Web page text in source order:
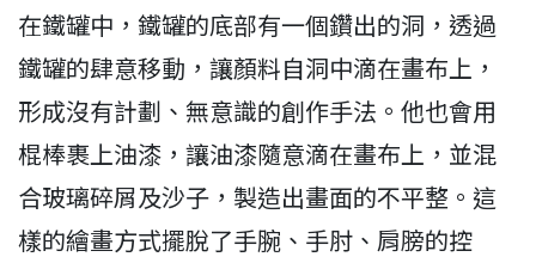
在鐵罐中，鐵罐的底部有一個鑽出的洞，透過
鐵罐的肆意移動，讓顏料自洞中滴在畫布上，
形成沒有計劃、無意識的創作手法。他也會用
棍棒裹上油漆，讓油漆隨意滴在畫布上，並混
合玻璃碎屑及沙子，製造出畫面的不平整。這
樣的繪畫方式擺脫了手腕、手肘、肩膀的控